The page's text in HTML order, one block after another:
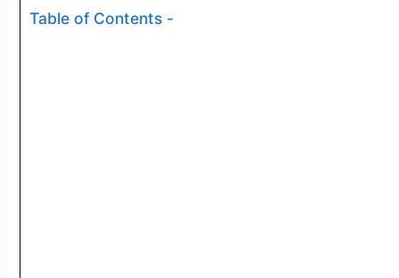
Table of Contents -